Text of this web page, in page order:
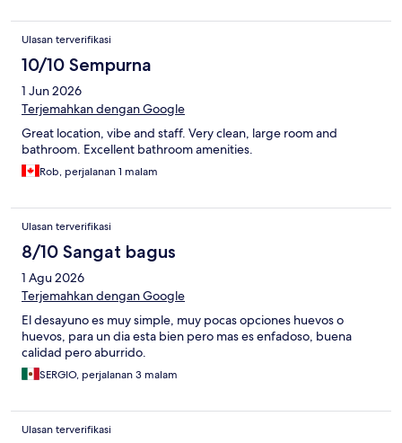
Ulasan terverifikasi
10/10 Sempurna
1 Jun 2026
Terjemahkan dengan Google
Great location, vibe and staff. Very clean, large room and
bathroom. Excellent bathroom amenities.
Rob, perjalanan 1 malam
Ulasan terverifikasi
8/10 Sangat bagus
1 Agu 2026
Terjemahkan dengan Google
El desayuno es muy simple, muy pocas opciones huevos o
huevos, para un dia esta bien pero mas es enfadoso, buena
calidad pero aburrido.
SERGIO, perjalanan 3 malam
Ulasan terverifikasi